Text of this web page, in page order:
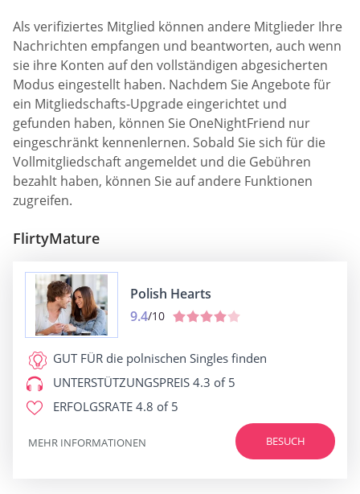
Als verifiziertes Mitglied können andere Mitglieder Ihre
Nachrichten empfangen und beantworten, auch wenn
sie ihre Konten auf den vollständigen abgesicherten
Modus eingestellt haben. Nachdem Sie Angebote für
ein Mitgliedschafts-Upgrade eingerichtet und
gefunden haben, können Sie OneNightFriend nur
eingeschränkt kennenlernen. Sobald Sie sich für die
Vollmitgliedschaft angemeldet und die Gebühren
bezahlt haben, können Sie auf andere Funktionen
zugreifen.
FlirtyMature
Polish Hearts
9.4/10
GUT FÜR die polnischen Singles finden
UNTERSTÜTZUNGSPREIS 4.3 of 5
ERFOLGSRATE 4.8 of 5
BESUCH
MEHR INFORMATIONEN